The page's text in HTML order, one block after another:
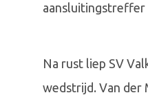
aansluitingstreffer
Na rust liep SV
wedstrijd. Van der